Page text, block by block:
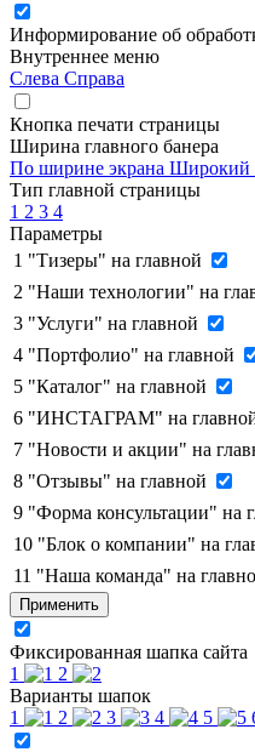
Информирование об
Внутреннее меню
Слева Справа
Кнопка печати страницы
Ширина главного банера
По ширине экрана Широкий
Тип главной страницы
1 2 3 4
Параметры
1 "Тизеры" на главной
2 "Наши технологии" на
3 "Услуги" на главной
4 "Портфолио" на главной
5 "Каталог" на главной
6 "ИНСТАГРАМ" на
7 "Новости и акции" на
8 "Отзывы" на главной
9 "Форма консультации" на
10 "Блок о компании" на
11 "Наша команда" на
Применить
Фиксированная шапка сайта
1
2
Варианты шапок
1
2 3 4 5